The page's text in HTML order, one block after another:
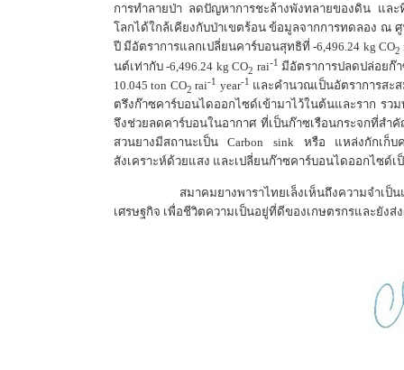
การทำลายป่า ลดปัญหาการชะล้างพังทลายของดิน แล
โลกได้ใกล้เคียงกับป่าเขตร้อน ข้อมูลจากการทดลอง ณ ศู
ปี มีอัตราการแลกเปลี่ยนคาร์บอนสุทธิที่ -6,496.24 kg CO2
นต์เท่ากับ -6,496.24 kg CO2 rai-1 มีอัตราการปลดปล่อยก๊
10.045 ton CO2 rai-1 year-1 และคำนวณเป็นอัตราการสะ
ตรึงก๊าซคาร์บอนไดออกไซด์เข้ามาไว้ในต้นและราก ร
จึงช่วยลดคาร์บอนในอากาศ ที่เป็นก๊าซเรือนกระจกที่สำ
สวนยางมีสถานะเป็นCarbon sink หรือ แหล่งกักเก็บ
สังเคราะห์ด้วยแสง และเปลี่ยนก๊าซคาร์บอนไดออกไซด์เ
สมาคมยางพาราไทยเล็งเห็นถึงความจำเ
เศรษฐกิจ เพื่อชีวิตความเป็นอยู่ที่ดีของเกษตรกรและยัง